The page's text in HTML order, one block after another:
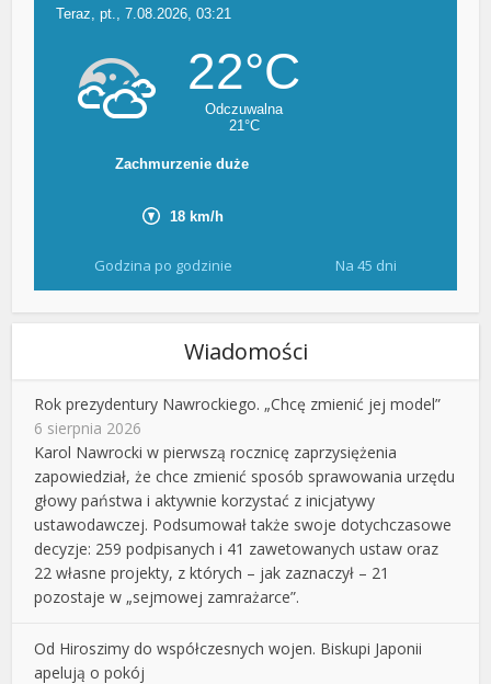
Godzina po godzinie Na 45 dni
Wiadomości
Rok prezydentury Nawrockiego. „Chcę zmienić jej model”
6 sierpnia 2026
Karol Nawrocki w pierwszą rocznicę zaprzysiężenia
zapowiedział, że chce zmienić sposób sprawowania urzędu
głowy państwa i aktywnie korzystać z inicjatywy
ustawodawczej. Podsumował także swoje dotychczasowe
decyzje: 259 podpisanych i 41 zawetowanych ustaw oraz
22 własne projekty, z których – jak zaznaczył – 21
pozostaje w „sejmowej zamrażarce”.
Od Hiroszimy do współczesnych wojen. Biskupi Japonii
apelują o pokój